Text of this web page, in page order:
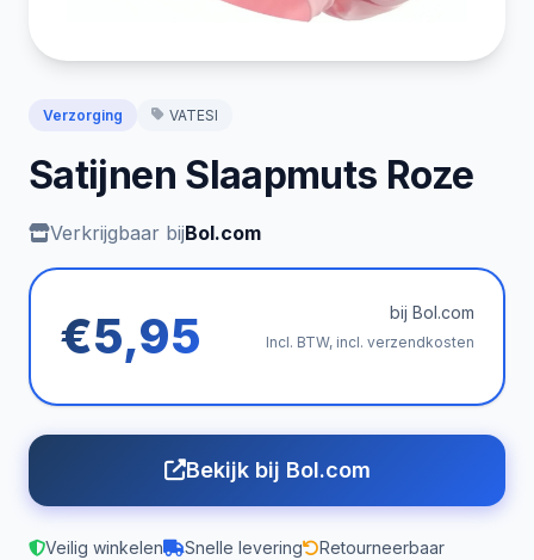
Verzorging VATESI
Satijnen Slaapmuts Roze
Verkrijgbaar bijBol.com
€5,95 bij Bol.com
Incl. BTW, incl. verzendkosten
Bekijk bij Bol.com
Veilig winkelen Snelle levering Retourneerbaar